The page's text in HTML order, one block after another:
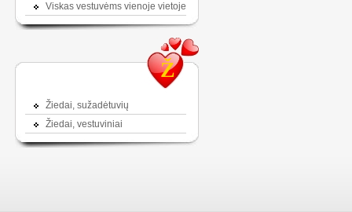
Viskas vestuvėms vienoje vietoje
Ž
Žiedai, sužadėtuvių
Žiedai, vestuviniai